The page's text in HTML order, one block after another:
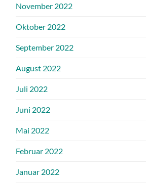
November 2022
Oktober 2022
September 2022
August 2022
Juli 2022
Juni 2022
Mai 2022
Februar 2022
Januar 2022